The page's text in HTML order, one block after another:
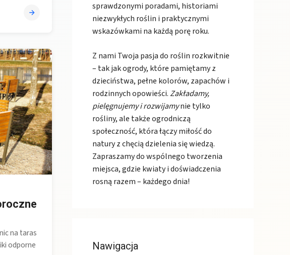
na taras
odporne
sprawdzonymi poradami, historiami
niezwykłych roślin i praktycznymi
wskazówkami na każdą porę roku.
Z nami Twoja pasja do roślin rozkwitnie
– tak jak ogrody, które pamiętamy z
dzieciństwa, pełne kolorów, zapachów i
rodzinnych opowieści.Zakładamy,
pielęgnujemy i rozwijamynie tylko
rośliny, ale także ogrodniczą
społeczność, która łączy miłość do
natury z chęcią dzielenia się wiedzą.
Zapraszamy do wspólnego tworzenia
miejsca, gdzie kwiaty i doświadczenia
rosną razem – każdego dnia!
Nawigacja